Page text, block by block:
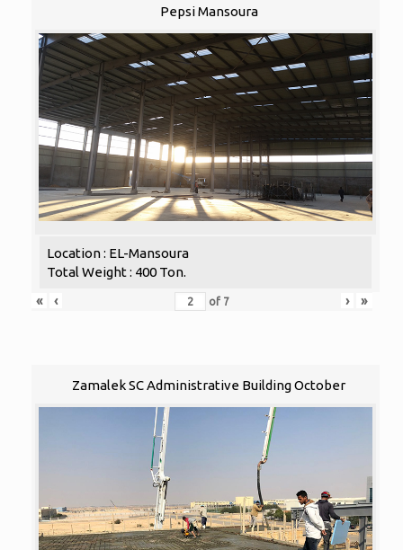
Pepsi Mansoura
Location : EL-Mansoura
Total Weight : 400 Ton.
«
‹ of 7 › »
Zamalek SC Administrative Building October